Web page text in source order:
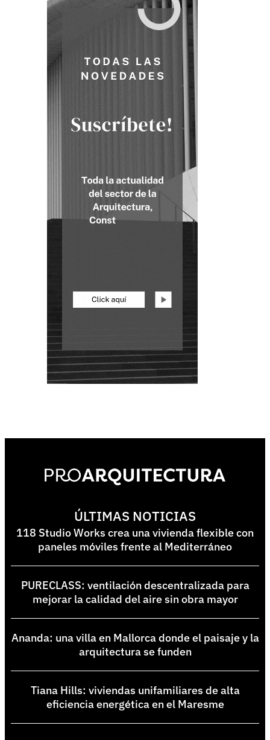
ÚLTIMAS NOTICIAS
118 Studio Works crea una vivienda flexible con
paneles móviles frente al Mediterráneo
PURECLASS: ventilación descentralizada para
mejorar la calidad del aire sin obra mayor
Ananda: una villa en Mallorca donde el paisaje y la
arquitectura se funden
Tiana Hills: viviendas unifamiliares de alta
eficiencia energética en el Maresme